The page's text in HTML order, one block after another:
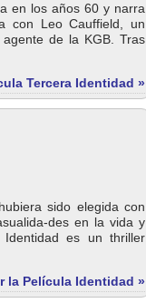
en los años 60 y narra
con Leo Cauffield, un
de la KGB. Tras
Tercera Identidad »
sido elegida con
des en la vida y
Identidad es un thriller
la Película Identidad »